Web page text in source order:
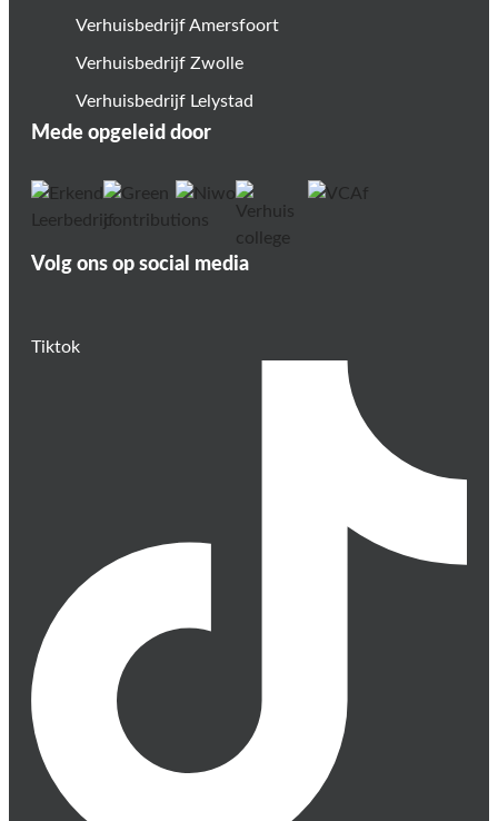
Verhuisbedrijf Amersfoort
Verhuisbedrijf Zwolle
Verhuisbedrijf Lelystad
Mede opgeleid door
Volg ons op social media
Tiktok